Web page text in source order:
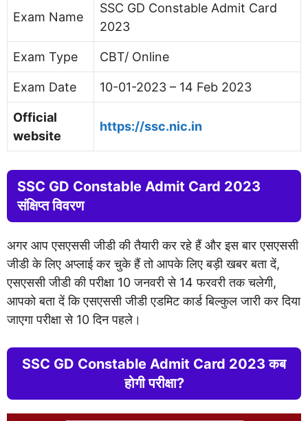
Exam Name
SSC GD Constable Admit Card
2023
Exam Type CBT/ Online
Exam Date 10-01-2023 – 14 Feb 2023
Official
website
https://ssc.nic.in
SSC GD Constable Admit Card 2023
संक्षिप्त विवरण
अगर आप एसएससी जीडी की तैयारी कर रहे हैं और इस बार एसएससी
जीडी के लिए अप्लाई कर चुके हैं तो आपके लिए बड़ी खबर बता दें,
एसएससी जीडी की परीक्षा 10 जनवरी से 14 फरवरी तक चलेगी,
आपको बता दें कि एसएससी जीडी एडमिट कार्ड बिल्कुल जारी कर दिया
जाएगा परीक्षा से 10 दिन पहले।
SSC GD Constable Admit Card 2023 कब
होगी परीक्षा?